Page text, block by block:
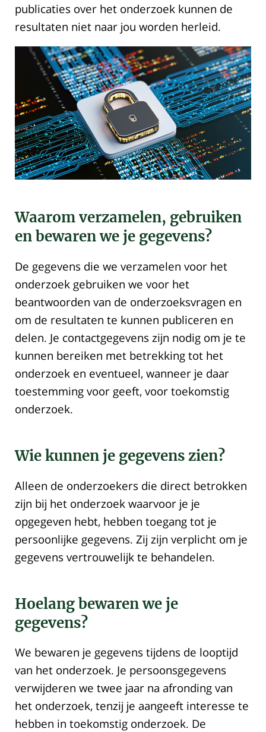
publicaties over het onderzoek kunnen de
resultaten niet naar jou worden herleid.
Waarom verzamelen, gebruiken
en bewaren we je gegevens?
De gegevens die we verzamelen voor het
onderzoek gebruiken we voor het
beantwoorden van de onderzoeksvragen en
om de resultaten te kunnen publiceren en
delen. Je contactgegevens zijn nodig om je te
kunnen bereiken met betrekking tot het
onderzoek en eventueel, wanneer je daar
toestemming voor geeft, voor toekomstig
onderzoek.
Wie kunnen je gegevens zien?
Alleen de onderzoekers die direct betrokken
zijn bij het onderzoek waarvoor je je
opgegeven hebt, hebben toegang tot je
persoonlijke gegevens. Zij zijn verplicht om je
gegevens vertrouwelijk te behandelen.
Hoelang bewaren we je
gegevens?
We bewaren je gegevens tijdens de looptijd
van het onderzoek. Je persoonsgegevens
verwijderen we twee jaar na afronding van
het onderzoek, tenzij je aangeeft interesse te
hebben in toekomstig onderzoek. De